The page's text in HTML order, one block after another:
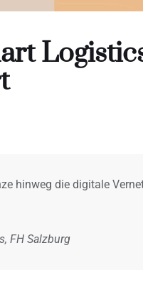
hinweg die digitale
FH Salzburg